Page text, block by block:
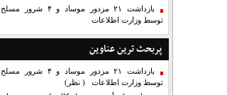
بازداشت ۲۱ مزدور موساد و ۴ شرور مسلح
توسط وزارت اطلاعات
پربحث ترین عناوین
بازداشت ۲۱ مزدور موساد و ۴ شرور مسلح
توسط وزارت اطلاعات ( نظر)